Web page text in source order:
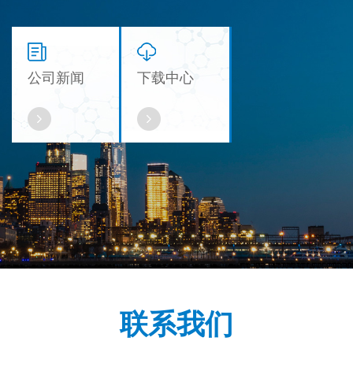
公司新闻 下载中心
联系我们